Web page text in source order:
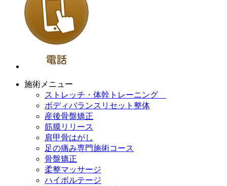
施術メニュー
ストレッチ・体幹トレーニング
ボディバランスリセット整体
産後骨盤矯正
筋膜リリース
肩甲骨はがし
足の痛み専門施術コース
骨盤矯正
柔整マッサージ
ハイボルテージ